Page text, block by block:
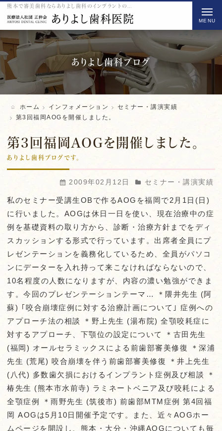
ありよし歯科ブログ
ホーム インフォメーション
セミナー・講演実績
第3回福岡AOGを開催しました。
第3回福岡AOGを開催しました。
ありよし歯科ブログです。
2009年02月12日 セミナー・講演実績
私のセミナー受講生OBで作るAOGを福岡で2月1日(日)
に行いました。AOGは休日一日を使い、現在治療中の症
例を基礎資料の取り方から、診断・治療方針までをディ
スカッションする形式で行っています。出席者全員にプ
レゼンテーションを義務化しているため、全員がパソコ
ンにデーターを入れ持って来こなければならないので、
10名程度の人数になりますが、内容の濃い勉強ができま
す。今回のプレゼンテーションテーマ… ＊隈井先生 (阿
蘇) ｢咬合崩壊症例に対する治療計画について｣ 症例への
アプローチ法の相談 ＊野上先生 (湯布院) 全顎咬耗症に
対するアプローチ、下顎位の設定について ＊古田先生
(福岡) オールセラミックスによる前歯部審美修復 ＊深浦
先生 (荒尾) 咬合崩壊を伴う前歯部審美修復 ＊井上先生
(八代) 多数歯欠損におけるインプラント症例及び相談 ＊
椿先生 (熊本市水前寺) ラミネートベニア及び咬耗による
全顎症例 ＊雨野先生 (筑後市) 前歯部MTM症例 第4回福
岡 AOGは5月10日開催予定です。また、近々AOGホー
ムページを開設し、熊本・大分・沖縄AOGについても毎
t
o
g
l
t
i
o
n